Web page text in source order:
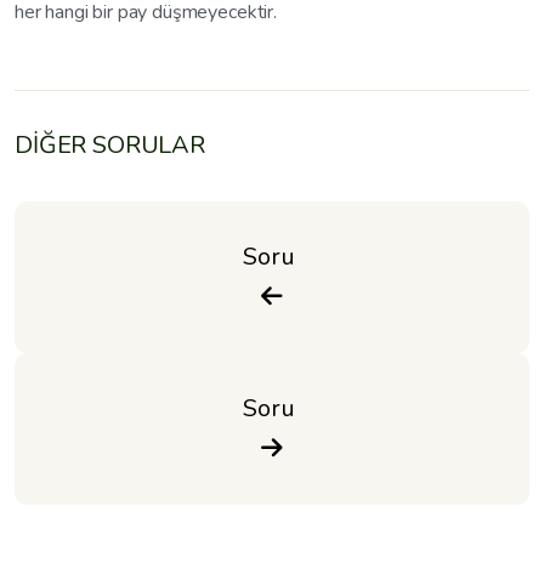
her hangi bir pay düşmeyecektir.
DİĞER SORULAR
Soru
Soru